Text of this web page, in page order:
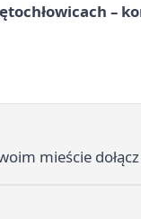
–
mieście